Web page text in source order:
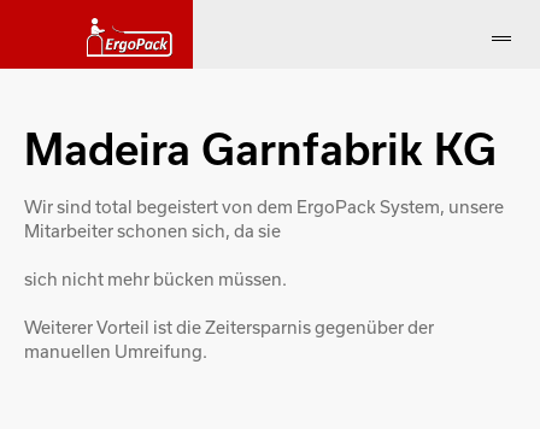
Madeira Garnfabrik KG
Wir sind total begeistert von dem ErgoPack System, unsere
Mitarbeiter schonen sich, da sie
sich nicht mehr bücken müssen.
Weiterer Vorteil ist die Zeitersparnis gegenüber der
manuellen Umreifung.